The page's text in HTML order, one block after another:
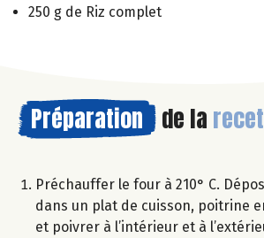
250 g de Riz complet
Préparation de la
Préchauffer le four à 210° C.
dans un plat de cuisson, poitrine
et poivrer à l’intérieur et à